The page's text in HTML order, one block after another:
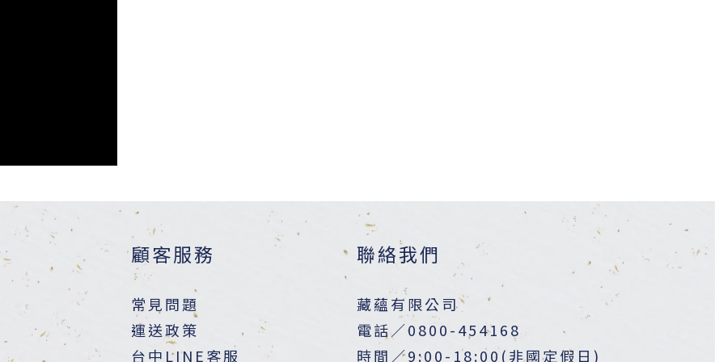
顧客服務
常見問題
運送政策
台中LINE客服
聯絡我們
藏蘊有限公司
電話／0800-454168
時間／9:00-18:00(非國定假日)